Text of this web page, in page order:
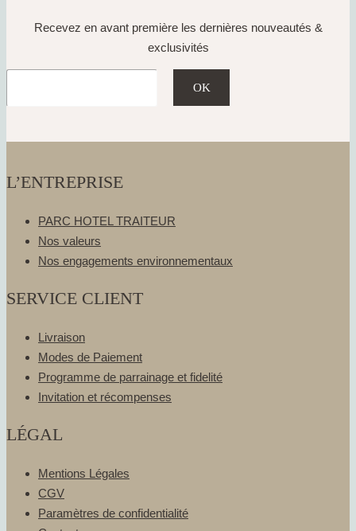
Recevez en avant première les dernières nouveautés &
exclusivités
L’ENTREPRISE
PARC HOTEL TRAITEUR
Nos valeurs
Nos engagements environnementaux
SERVICE CLIENT
Livraison
Modes de Paiement
Programme de parrainage et fidelité
Invitation et récompenses
LÉGAL
Mentions Légales
CGV
Paramètres de confidentialité